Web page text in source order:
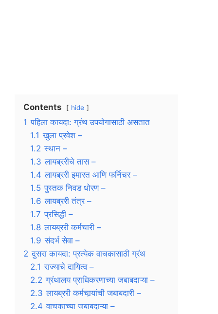
Contents hide
1 पहिला कायदा: ग्रंथ उपयोगासाठी असतात
1.1 खुला प्रवेश –
1.2 स्थान –
1.3 लायब्ररीचे तास –
1.4 लायब्ररी इमारत आणि फर्निचर –
1.5 पुस्तक निवड धोरण –
1.6 लायब्ररी तंत्र –
1.7 प्रसिद्धी –
1.8 लायब्ररी कर्मचारी –
1.9 संदर्भ सेवा –
2 दुसरा कायदा: प्रत्येक वाचकासाठी ग्रंथ
2.1 राज्याचे दायित्व –
2.2 ग्रंथालय प्राधिकरणाच्या जबाबदाऱ्या –
2.3 लायब्ररी कर्मचार्‍यांची जबाबदारी –
2.4 वाचकाच्या जबाबदाऱ्या –